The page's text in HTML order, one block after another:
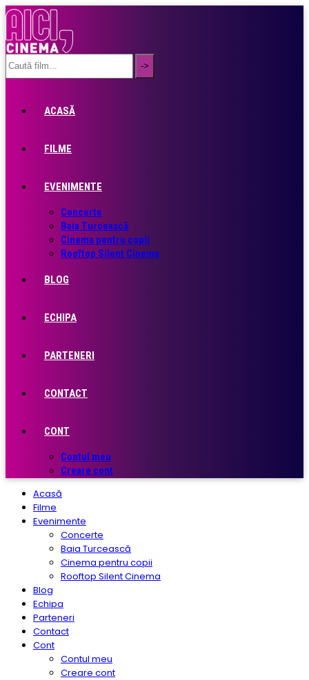
ACASĂ
FILME
EVENIMENTE
Concerte
Baia Turcească
Cinema pentru copii
Rooftop Silent Cinema
BLOG
ECHIPA
PARTENERI
CONTACT
CONT
Contul meu
Creare cont
Acasă
Filme
Evenimente
Concerte
Baia Turcească
Cinema pentru copii
Rooftop Silent Cinema
Blog
Echipa
Parteneri
Contact
Cont
Contul meu
Creare cont